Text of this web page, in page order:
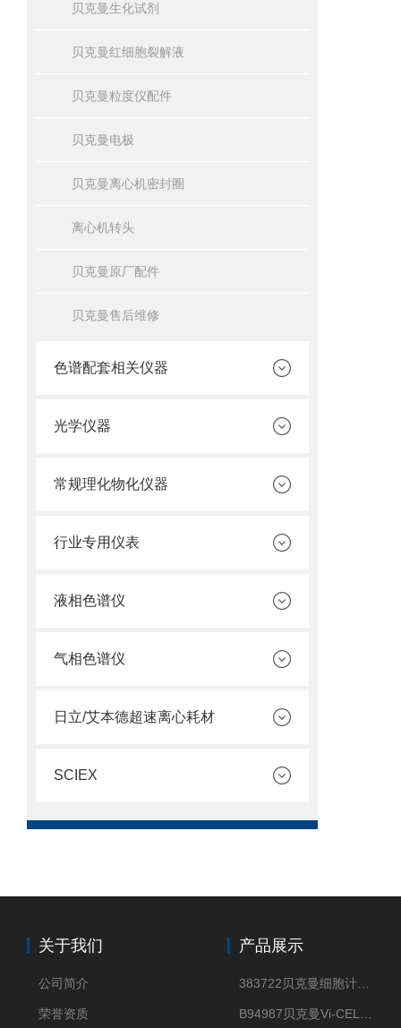
贝克曼生化试剂
贝克曼红细胞裂解液
贝克曼粒度仪配件
贝克曼电极
贝克曼离心机密封圈
离心机转头
贝克曼原厂配件
贝克曼售后维修
色谱配套相关仪器
光学仪器
常规理化物化仪器
行业专用仪表
液相色谱仪
气相色谱仪
日立/艾本德超速离心耗材
SCIEX
关于我们
公司简介
荣誉资质
产品展示